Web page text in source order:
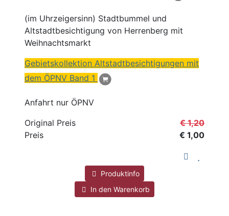
(im Uhrzeigersinn) Stadtbummel und
Altstadtbesichtigung von Herrenberg mit
Weihnachtsmarkt
Gebietskollektion Altstadtbesichtigungen mit
dem ÖPNV Band 1
Anfahrt nur ÖPNV
Original Preis
€ 1,20
Preis
€ 1,00
Produktinfo
In den Warenkorb